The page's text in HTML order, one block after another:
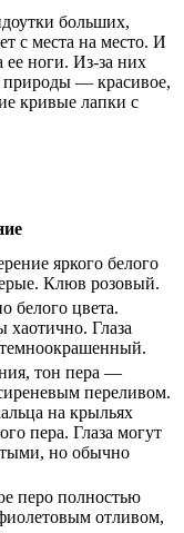
больших,
с места на место. И
ее ноги. Из-за них
природы — красивое,
кривые лапки с
яркого белого
Клюв розовый.
белого цвета.
Глаза
тон пера —
переливом.
на крыльях
пера. Глаза могут
но обычно
перо полностью
отливом,